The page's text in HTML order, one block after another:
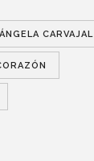
CARVAJAL